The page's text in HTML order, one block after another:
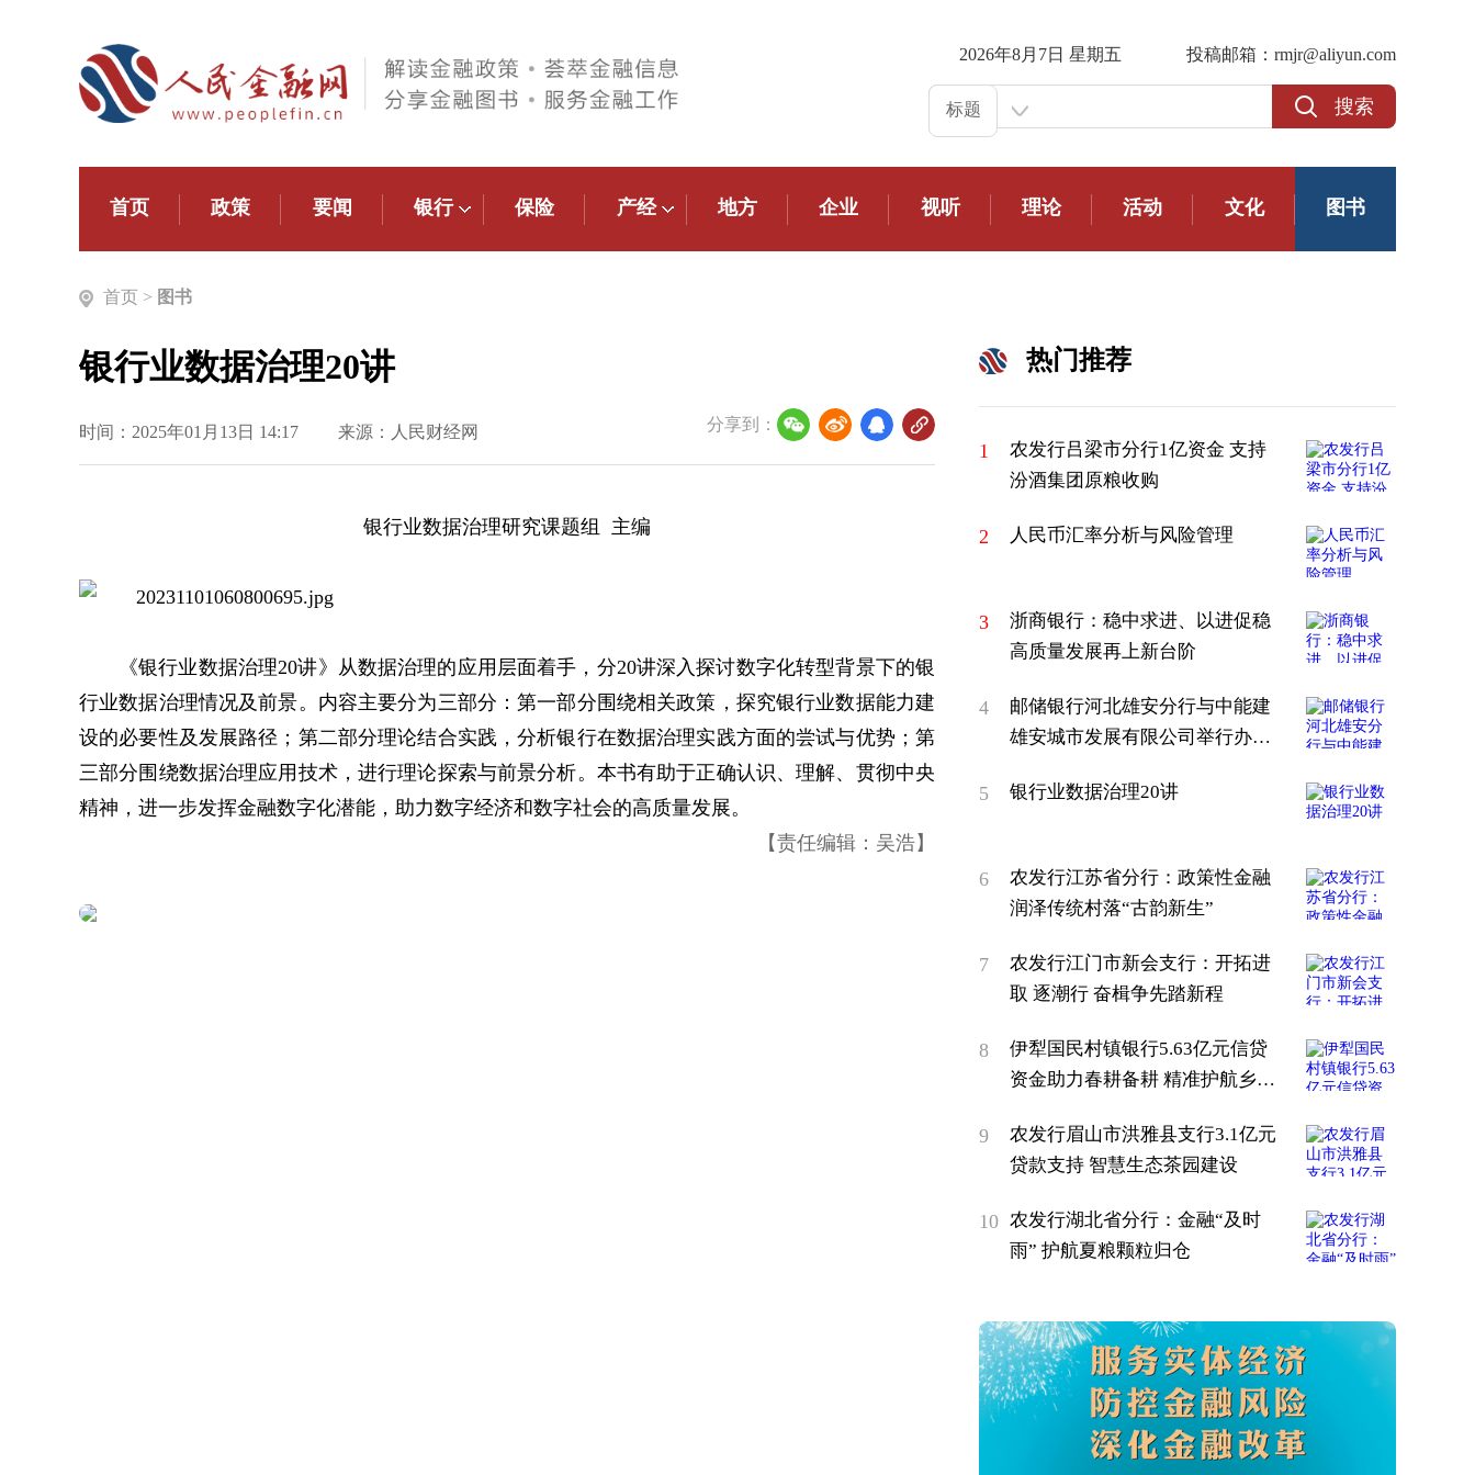
标题 搜索
投稿邮箱：rmjr@aliyun.com
2026年8月7日 星期五
首页 政策 要闻 银行 保险 产经 地方 企业 视听 理论 活动 文化 图书
首页 > 图书
银行业数据治理20讲
时间：2025年01月13日 14:17 来源：人民财经网 分享到：
银行业数据治理研究课题组 主编
《银行业数据治理20讲》从数据治理的应用层面着手，分20讲深入探讨数字化转型背景下的银
行业数据治理情况及前景。内容主要分为三部分：第一部分围绕相关政策，探究银行业数据能力建
设的必要性及发展路径；第二部分理论结合实践，分析银行在数据治理实践方面的尝试与优势；第
三部分围绕数据治理应用技术，进行理论探索与前景分析。本书有助于正确认识、理解、贯彻中央
精神，进一步发挥金融数字化潜能，助力数字经济和数字社会的高质量发展。
【责任编辑：吴浩】
热门推荐
1
农发行吕梁市分行1亿资金 支持
汾酒集团原粮收购
2 人民币汇率分析与风险管理
3
浙商银行：稳中求进、以进促稳
高质量发展再上新台阶
4
邮储银行河北雄安分行与中能建
雄安城市发展有限公司举行办公
5 银行业数据治理20讲
6
农发行江苏省分行：政策性金融
润泽传统村落“古韵新生”
7
农发行江门市新会支行：开拓进
取 逐潮行 奋楫争先踏新程
8
伊犁国民村镇银行5.63亿元信贷
资金助力春耕备耕 精准护航乡村
9
农发行眉山市洪雅县支行3.1亿元
贷款支持 智慧生态茶园建设
10 农发行湖北省分行：金融“及时
雨” 护航夏粮颗粒归仓